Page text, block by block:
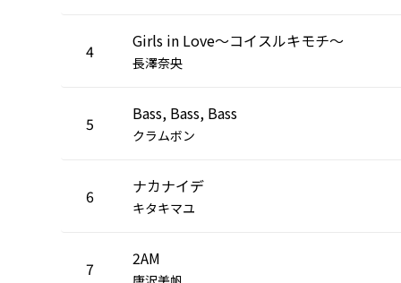
4 Girls in Love～コイスルキモチ～
長澤奈央
5 Bass, Bass, Bass
クラムボン
6 ナカナイデ
キタキマユ
7 2AM